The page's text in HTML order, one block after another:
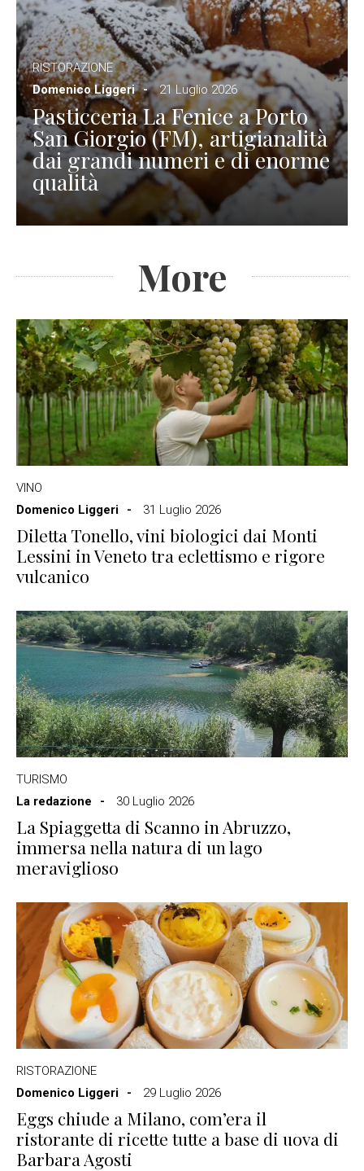
RISTORAZIONE
Domenico Liggeri
21 Luglio 2026
Pasticceria La Fenice a Porto
San Giorgio (FM), artigianalità
dai grandi numeri e di enorme
qualità
More
VINO
Domenico Liggeri
31 Luglio 2026
Diletta Tonello, vini biologici dai Monti
Lessini in Veneto tra eclettismo e rigore
vulcanico
TURISMO
La redazione
30 Luglio 2026
La Spiaggetta di Scanno in Abruzzo,
immersa nella natura di un lago
meraviglioso
RISTORAZIONE
Domenico Liggeri
29 Luglio 2026
Eggs chiude a Milano, com’era il
ristorante di ricette tutte a base di uova di
Barbara Agosti